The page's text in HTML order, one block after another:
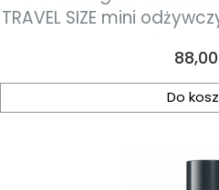
TRAVEL SIZE mini
skóry
Cena
88,00
Do